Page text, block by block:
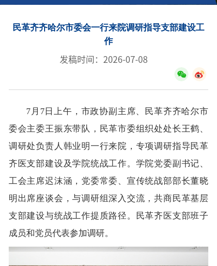
民革齐齐哈尔市委会一行来院调研指导支部建设工
作
发稿时间：2026-07-08
7月7日上午，市政协副主席、民革齐齐哈尔市
委会主委王振东带队，民革市委组织处处长王鹤、
调研处负责人韩业明一行来院，专项调研指导民革
齐医支部建设及学院统战工作。学院党委副书记、
工会主席迟沫涵，党委常委、宣传统战部部长董晓
明出席座谈会，与调研组深入交流，共商民革基层
支部建设与统战工作提质路径。民革齐医支部班子
成员和党员代表参加调研。